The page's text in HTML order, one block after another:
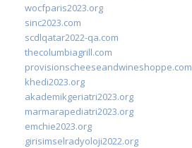
wocfparis2023.org
sinc2023.com
scdlqatar2022-qa.com
thecolumbiagrill.com
provisionscheeseandwineshoppe.com
khedi2023.org
akademikgeriatri2023.org
marmarapediatri2023.org
emchie2023.org
girisimselradyoloji2022.org